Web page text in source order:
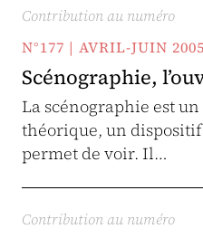
Contribution au numéro
N°177 | AVRIL-JUIN 2005
Scénographie,
La scénographie est
théorique, un
permet de voir. Il…
Contribution au numéro